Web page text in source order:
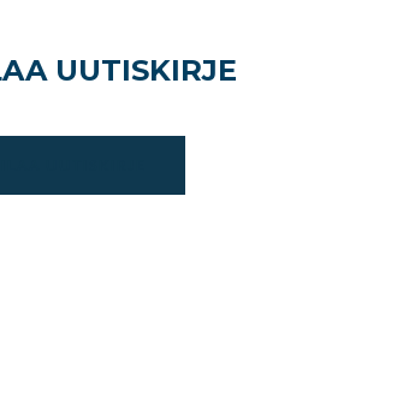
UUTISKIRJE